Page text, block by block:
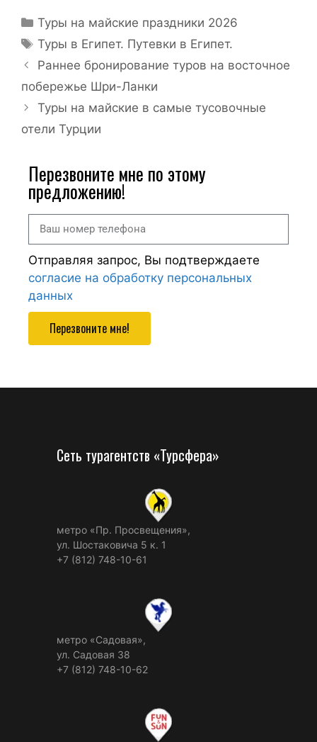
Туры на майские праздники 2026
Туры в Египет. Путевки в Египет.
Раннее бронирование туров на восточное
побережье Шри-Ланки
Туры на майские в самые тусовочные
отели Турции
Перезвоните мне по этому
предложению!
Отправляя запрос, Вы подтверждаете
согласие на обработку персональных
данных
Перезвоните мне!
Сеть турагентств «Турсфера»
метро «Пр. Просвещения»,
ул. Шостаковича 5 к. 1
+7 (812) 748-10-61
метро «Садовая»,
ул. Садовая 38
+7 (812) 748-10-62